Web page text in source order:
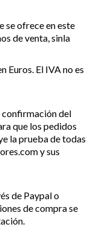
se ofrece en este
de venta, sinla
Euros. El IVA no es
confirmación del
que los pedidos
la prueba de todas
y sus
de Paypal o
de compra se